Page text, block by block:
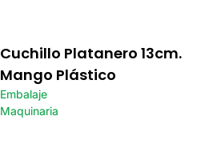
Cuchillo Platanero 13cm.
Mango Plástico
Embalaje
Maquinaria